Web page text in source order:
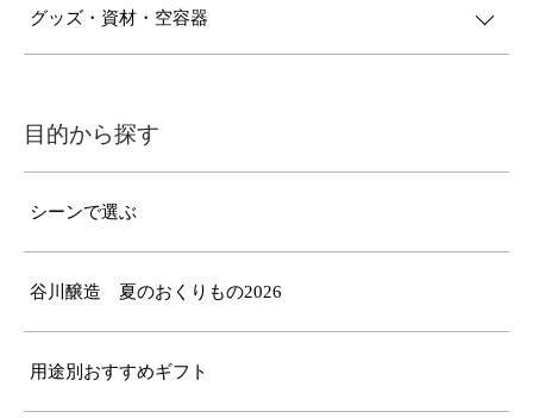
グッズ・資材・空容器
目的から探す
シーンで選ぶ
谷川醸造 夏のおくりもの2026
用途別おすすめギフト